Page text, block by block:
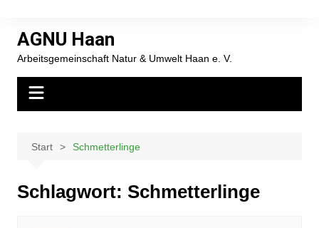
springen
AGNU Haan
Arbeitsgemeinschaft Natur & Umwelt Haan e. V.
Start Schmetterlinge
Schlagwort: Schmetterlinge